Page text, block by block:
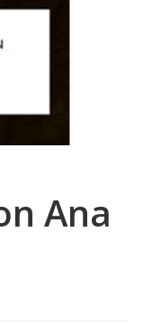
Ana